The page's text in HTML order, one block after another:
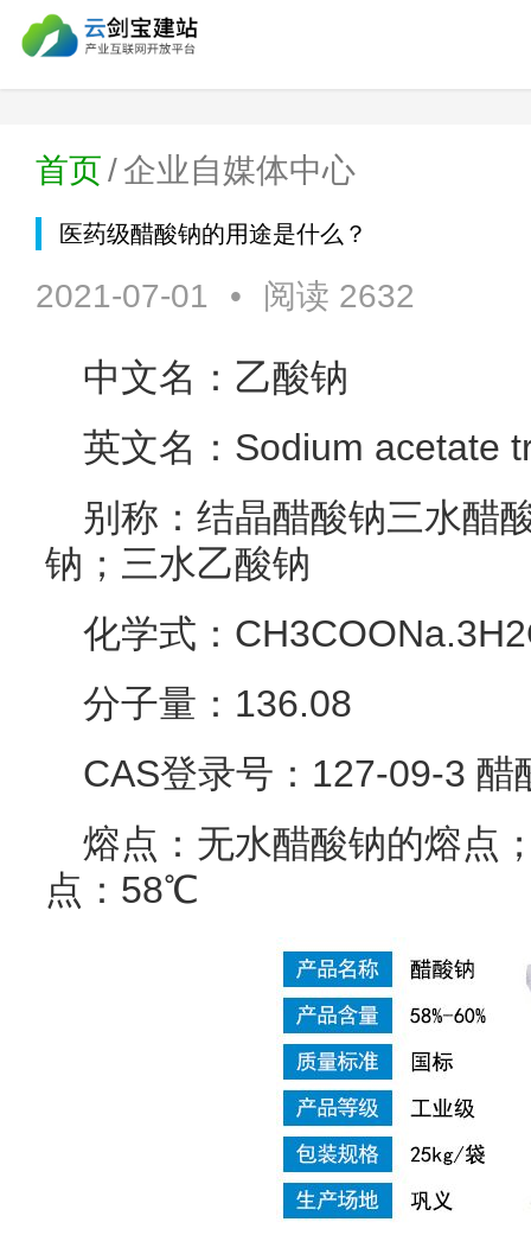
首页/企业自媒体中心
医药级醋酸钠的用途是什么？
2021-07-01 • 阅读 2632
中文名：乙酸钠
英文名：Sodium acetate
别称：结晶醋酸钠三水醋
钠；三水乙酸钠
化学式：
分子量：136.08
CAS登录号：127-09-3
熔点：无水醋酸钠的熔点
点：58℃